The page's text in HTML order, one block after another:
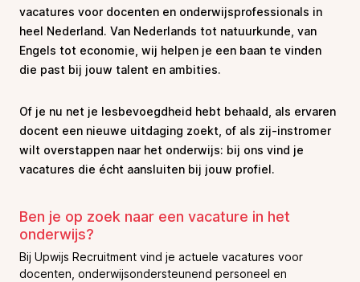
vacatures voor docenten en onderwijsprofessionals in
heel Nederland. Van Nederlands tot natuurkunde, van
Engels tot economie, wij helpen je een baan te vinden
die past bij jouw talent en ambities.
Of je nu net je lesbevoegdheid hebt behaald, als ervaren
docent een nieuwe uitdaging zoekt, of als zij-instromer
wilt overstappen naar het onderwijs: bij ons vind je
vacatures die écht aansluiten bij jouw profiel.
Ben je op zoek naar een vacature in het
onderwijs?
Bij Upwijs Recruitment vind je actuele vacatures voor
docenten, onderwijsondersteunend personeel en